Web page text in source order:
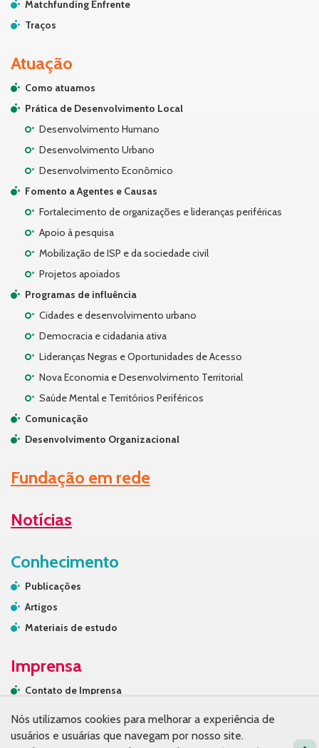
Matchfunding Enfrente
Traços
Atuação
Como atuamos
Prática de Desenvolvimento Local
Desenvolvimento Humano
Desenvolvimento Urbano
Desenvolvimento Econômico
Fomento a Agentes e Causas
Fortalecimento de organizações e lideranças periféricas
Apoio à pesquisa
Mobilização de ISP e da sociedade civil
Projetos apoiados
Programas de influência
Cidades e desenvolvimento urbano
Democracia e cidadania ativa
Lideranças Negras e Oportunidades de Acesso
Nova Economia e Desenvolvimento Territorial
Saúde Mental e Territórios Periféricos
Comunicação
Desenvolvimento Organizacional
Fundação em rede
Notícias
Conhecimento
Publicações
Artigos
Materiais de estudo
Imprensa
Contato de Imprensa
Na mídia
Nós utilizamos cookies para melhorar a experiência de
usuários e usuárias que navegam por nosso site.